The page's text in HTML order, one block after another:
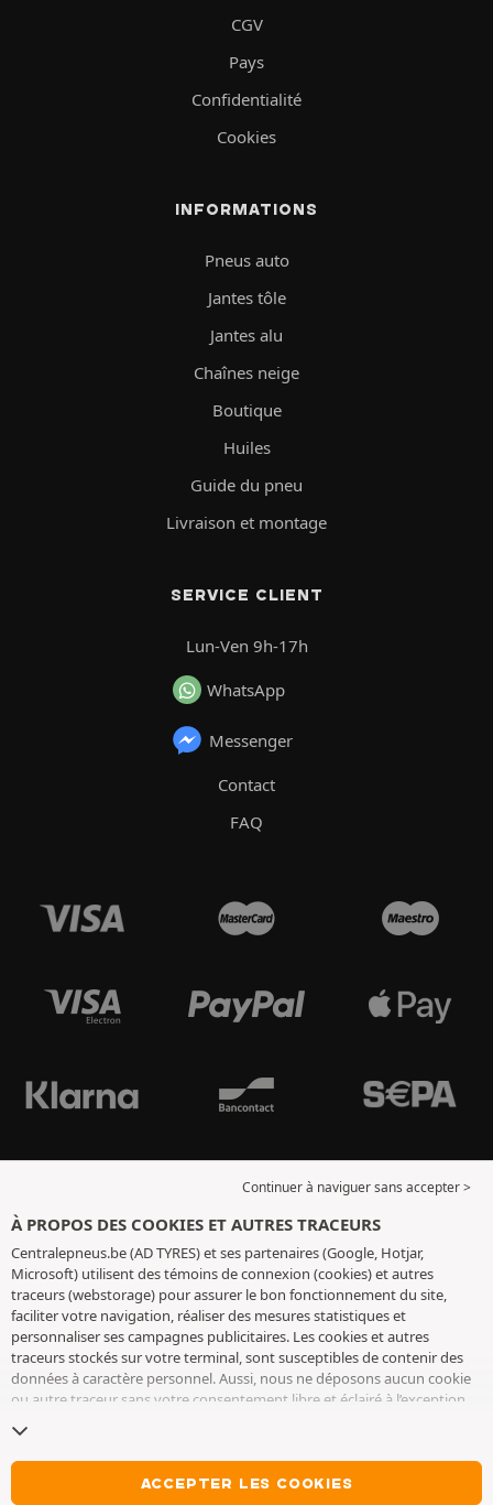
CGV
Pays
Confidentialité
Cookies
INFORMATIONS
Pneus auto
Jantes tôle
Jantes alu
Chaînes neige
Boutique
Huiles
Guide du pneu
Livraison et montage
SERVICE CLIENT
Lun-Ven 9h-17h
WhatsApp
Messenger
Contact
FAQ
Continuer à naviguer sans accepter >
À PROPOS DES COOKIES ET AUTRES TRACEURS
Centralepneus.be (AD TYRES) et ses partenaires (Google, Hotjar,
Microsoft) utilisent des témoins de connexion (cookies) et autres
traceurs (webstorage) pour assurer le bon fonctionnement du site,
faciliter votre navigation, réaliser des mesures statistiques et
personnaliser ses campagnes publicitaires. Les cookies et autres
traceurs stockés sur votre terminal, sont susceptibles de contenir des
données à caractère personnel. Aussi, nous ne déposons aucun cookie
ou autre traceur sans votre consentement libre et éclairé à l’exception
conservons votre choix pendant 6 mois. Vous pouvez retirer votre
consentement à tout moment en vous rendant sur lapage cookies et
. Vous pouvez choisir de continuer à naviguer sans
ACCEPTER LES COOKIES